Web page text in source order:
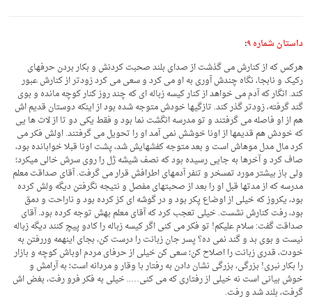
داستان شماره ۹ :
هرکس که از کنارش می گذشت از صدای بلند صحبت کردنش و بکار بردن حرفهای
رکیک و نابجا، نگاه چندش آوری به او می کرد و سعی می کرد زودتر از کنارش عبور
کند. انگار که آدم می خواهد از کنار کیسه زباله ای که چند روز کنار کوچه مانده و بوی
گند گرفته، زودتر گذر کند. تازگیها خودش متوجه شده بود از اینکه دوستان قدیم اش
هم از او فاصله می گرفتند و تو مدرسه انگشت نما بود و فقط یکی دو تا از لات ها یی
که خودش هم قدیمها از اونا خوشش نمی آمد او را تحویل می گرفتند. اولش فکر می
کرد مال مدل موهاش است و بعد متوجه کفشهایش شد، پشت اونا قبلا خوابانده بود،
صاف کرد و آخرها به جایی رسیده بود که نصف شیشه ژل را روی سرش خالی میکرد؛
ولی باز بیشتر مورد تمسخر و تنفر آدمهای اطرافش قرار می گرفت. آقای صداقت معلم
مدرسه که از مدتها قبل او را بعد از صحبتهای مفصل و نتیجه نگرفتن دیگه ولش کرده
بود، یکروز که خیلی از اوضاع پکر بود و در گوشه ای کز کرده بود و ناراحت و دمق
بود، رفت کنارش نشست. خیلی تعجب کرد که آقای معلم بهش توجه کرده بود. آقای
صداقت گفت: سلام علیکم! تو فکر می کنی اگر کیسه زباله را کادو پیچ کنند دیگه زباله
نیست و بوی بد و گند نمی ده؟ پسر جان زبانت را درست کن، بجای اینهمه وررفتن به
خودت، قدری زبانت را اصلاح کن؛ سعی کن خیلی از حرفای مردم اوباش کوچه و بازار
را بکار نبری! بزرگی، بزرگی نشان دادن به رفتار با وقار و مردانه است؛ به آرامش و
خوش بیانی است نه خیلی از رفتاری که می کنی….. خیلی به فکر فرو رفت، بغض اش
گرفت، بلند شد و رفت.